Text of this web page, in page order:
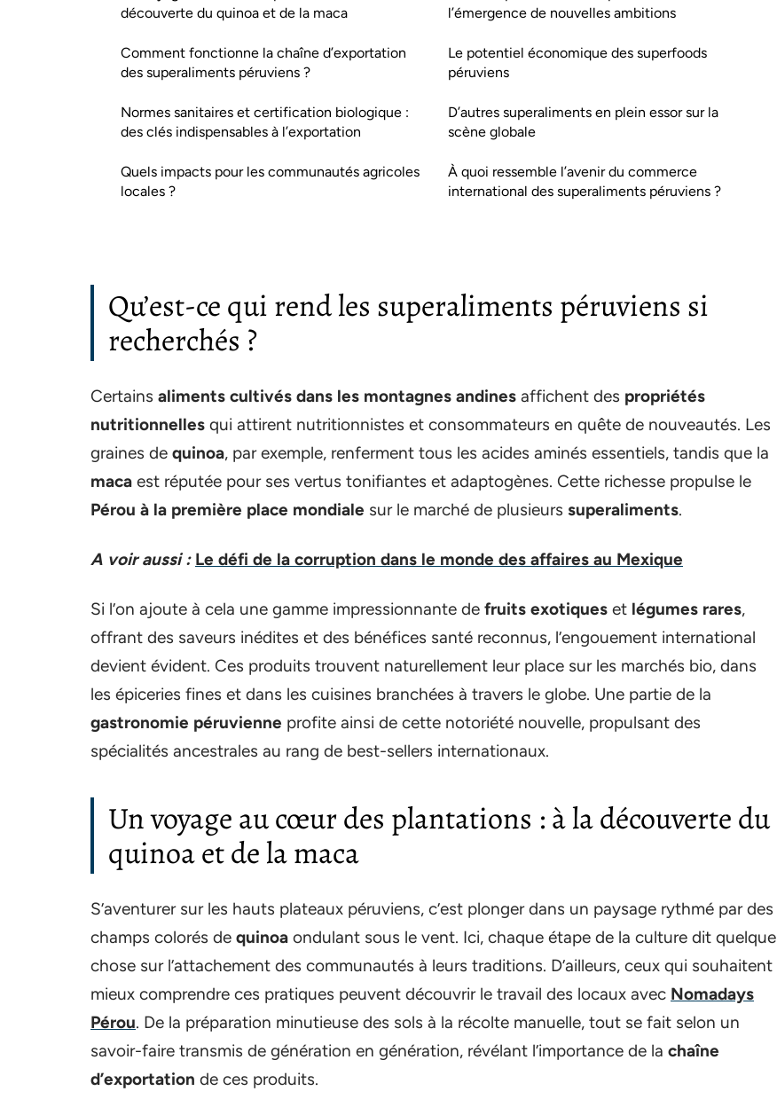
découverte du quinoa et de la maca
Comment fonctionne la chaîne d’exportation
des superaliments péruviens ?
Normes sanitaires et certification biologique :
des clés indispensables à l’exportation
Quels impacts pour les communautés agricoles
locales ?
l’émergence de nouvelles ambitions
Le potentiel économique des superfoods
péruviens
D’autres superaliments en plein essor sur la
scène globale
À quoi ressemble l’avenir du commerce
international des superaliments péruviens ?
Qu’est-ce qui rend les superaliments péruviens si
recherchés ?
Certains aliments cultivés dans les montagnes andines affichent des propriétés
nutritionnelles qui attirent nutritionnistes et consommateurs en quête de nouveautés. Les
graines de quinoa, par exemple, renferment tous les acides aminés essentiels, tandis que la
maca est réputée pour ses vertus tonifiantes et adaptogènes. Cette richesse propulse le
Pérou à la première place mondiale sur le marché de plusieurs superaliments.
A voir aussi : Le défi de la corruption dans le monde des affaires au Mexique
Si l’on ajoute à cela une gamme impressionnante de fruits exotiques et légumes rares,
offrant des saveurs inédites et des bénéfices santé reconnus, l’engouement international
devient évident. Ces produits trouvent naturellement leur place sur les marchés bio, dans
les épiceries fines et dans les cuisines branchées à travers le globe. Une partie de la
gastronomie péruvienne profite ainsi de cette notoriété nouvelle, propulsant des
spécialités ancestrales au rang de best-sellers internationaux.
Un voyage au cœur des plantations : à la découverte du
quinoa et de la maca
S’aventurer sur les hauts plateaux péruviens, c’est plonger dans un paysage rythmé par des
champs colorés de quinoa ondulant sous le vent. Ici, chaque étape de la culture dit quelque
chose sur l’attachement des communautés à leurs traditions. D’ailleurs, ceux qui souhaitent
mieux comprendre ces pratiques peuvent découvrir le travail des locaux avec Nomadays
Pérou. De la préparation minutieuse des sols à la récolte manuelle, tout se fait selon un
savoir-faire transmis de génération en génération, révélant l’importance de la chaîne
d’exportation de ces produits.